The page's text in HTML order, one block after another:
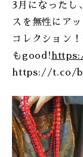
3月になったし
スを無性にア
コレクション
もgood!
https://t.co/